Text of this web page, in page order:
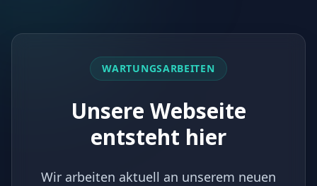
WARTUNGSARBEITEN
Unsere Webseite
entsteht hier
Wir arbeiten aktuell an unserem neuen